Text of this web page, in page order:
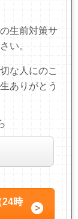
生前対策サ
い。
な人にのこ
ありがとう
24時